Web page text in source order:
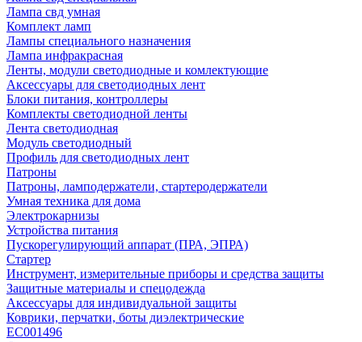
Лампа свд умная
Комплект ламп
Лампы специального назначения
Лампа инфракрасная
Ленты, модули светодиодные и комлектующие
Аксессуары для светодиодных лент
Блоки питания, контроллеры
Комплекты светодиодной ленты
Лента светодиодная
Модуль светодиодный
Профиль для светодиодных лент
Патроны
Патроны, ламподержатели, стартеродержатели
Умная техника для дома
Электрокарнизы
Устройства питания
Пускорегулирующий аппарат (ПРА, ЭПРА)
Стартер
Инструмент, измерительные приборы и средства защиты
Защитные материалы и спецодежда
Аксессуары для индивидуальной защиты
Коврики, перчатки, боты диэлектрические
EC001496